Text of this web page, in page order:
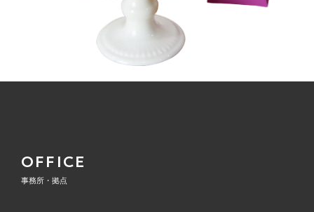
OFFICE
事務所・拠点